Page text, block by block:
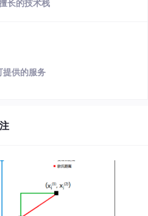
长的技术栈
提供的服务